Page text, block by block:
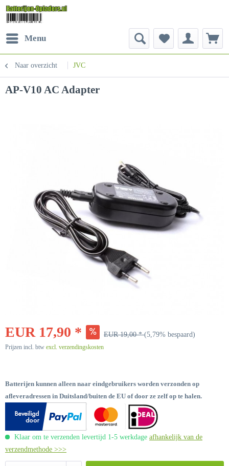
Menu
Naar overzicht JVC
AP-V10 AC Adapter
EUR 17,90 * EUR 19,00 *(5,79% bespaard)
Prijzen incl. btw excl. verzendingskosten
Batterijen kunnen alleen naar eindgebruikers worden verzonden op
afleveradressen in Duitsland/buiten de EU of door ze zelf op te halen.
Klaar om te verzenden levertijd 1-5 werkdage afhankelijk van de
verzendmethode >>>